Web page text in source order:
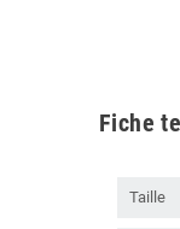
Fiche
Taille